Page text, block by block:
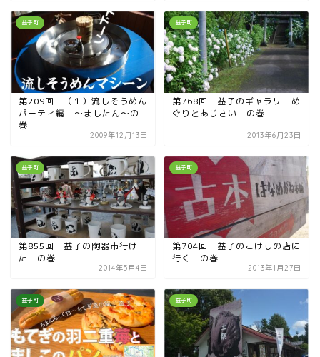
益子町
第209回 （１）流しそうめん
パーティ編 〜ましたん〜の
巻
2009年12月13日
益子町
第768回 益子のギャラリーめ
ぐりとあじさい の巻
2013年6月23日
益子町
第855回 益子の陶器市行け
た の巻
2014年5月4日
益子町
第704回 益子のこけしの店に
行く の巻
2013年1月27日
益子町 益子町